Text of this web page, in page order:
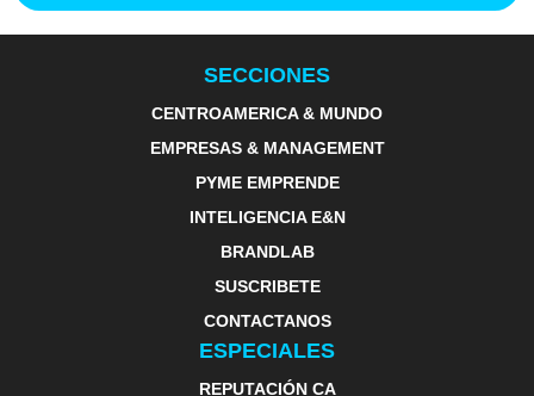
SECCIONES
CENTROAMERICA & MUNDO
EMPRESAS & MANAGEMENT
PYME EMPRENDE
INTELIGENCIA E&N
BRANDLAB
SUSCRIBETE
CONTACTANOS
ESPECIALES
REPUTACIÓN CA